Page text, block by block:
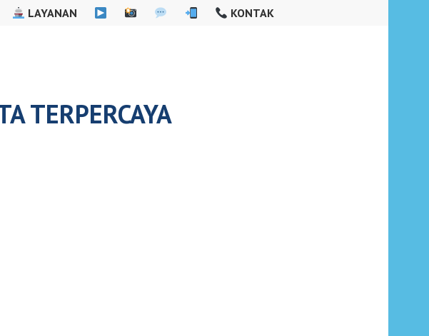
LAYANAN KONTAK
TERPERCAYA